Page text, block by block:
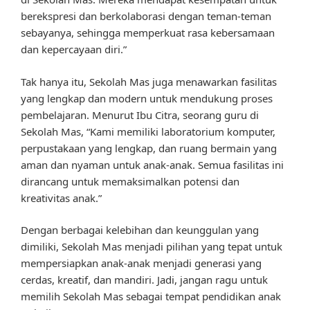
berekspresi dan berkolaborasi dengan teman-teman
sebayanya, sehingga memperkuat rasa kebersamaan
dan kepercayaan diri.”
Tak hanya itu, Sekolah Mas juga menawarkan fasilitas
yang lengkap dan modern untuk mendukung proses
pembelajaran. Menurut Ibu Citra, seorang guru di
Sekolah Mas, “Kami memiliki laboratorium komputer,
perpustakaan yang lengkap, dan ruang bermain yang
aman dan nyaman untuk anak-anak. Semua fasilitas ini
dirancang untuk memaksimalkan potensi dan
kreativitas anak.”
Dengan berbagai kelebihan dan keunggulan yang
dimiliki, Sekolah Mas menjadi pilihan yang tepat untuk
mempersiapkan anak-anak menjadi generasi yang
cerdas, kreatif, dan mandiri. Jadi, jangan ragu untuk
memilih Sekolah Mas sebagai tempat pendidikan anak